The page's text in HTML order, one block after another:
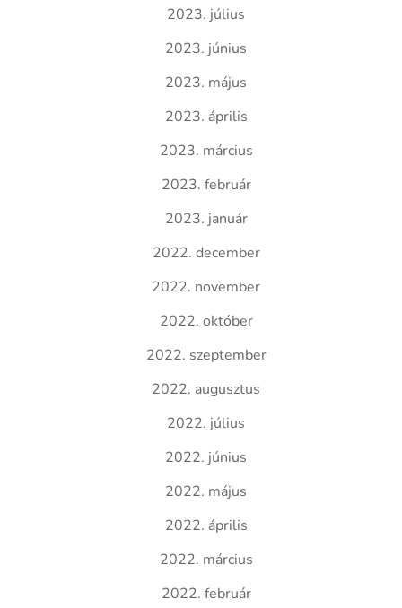
2023. július
2023. június
2023. május
2023. április
2023. március
2023. február
2023. január
2022. december
2022. november
2022. október
2022. szeptember
2022. augusztus
2022. július
2022. június
2022. május
2022. április
2022. március
2022. február